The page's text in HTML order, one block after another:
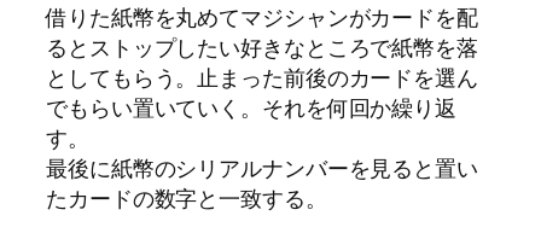
借りた紙幣を丸めてマジシャンがカードを配
るとストップしたい好きなところで紙幣を落
としてもらう。止まった前後のカードを選ん
でもらい置いていく。それを何回か繰り返
す。
最後に紙幣のシリアルナンバーを見ると置い
たカードの数字と一致する。